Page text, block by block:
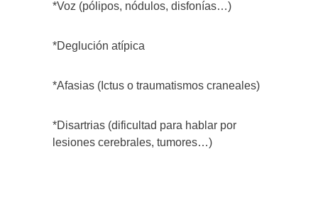
*Voz (pólipos, nódulos, disfonías…)
*Deglución atípica
*Afasias (Ictus o traumatismos craneales)
*Disartrias (dificultad para hablar por
lesiones cerebrales, tumores…)